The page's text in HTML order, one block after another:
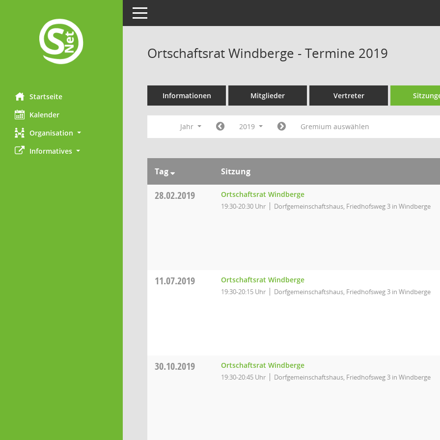
Startseite
Kalender
Organisation
Informatives
Toggle navigation
Ortschaftsrat Windberge - Termine 2019
Informationen Mitglieder Vertreter
Jahr 2019 Gremium auswählen
Tag Sitzung
28.02.2019 Ortschaftsrat Windberge
19:30-20:30 Uhr Dorfgemeinschaftshaus, Friedhofsweg 3 in Windberge
11.07.2019 Ortschaftsrat Windberge
19:30-20:15 Uhr Dorfgemeinschaftshaus, Friedhofsweg 3 in Windberge
30.10.2019 Ortschaftsrat Windberge
19:30-20:45 Uhr Dorfgemeinschaftshaus, Friedhofsweg 3 in Windberge